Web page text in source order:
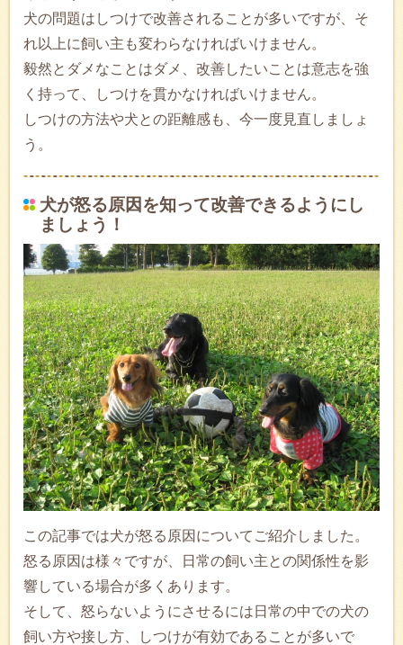
犬の問題はしつけで改善されることが多いですが、そ
れ以上に飼い主も変わらなければいけません。
毅然とダメなことはダメ、改善したいことは意志を強
く持って、しつけを貫かなければいけません。
しつけの方法や犬との距離感も、今一度見直しましょ
う。
犬が怒る原因を知って改善できるようにし
ましょう！
この記事では犬が怒る原因についてご紹介しました。
怒る原因は様々ですが、日常の飼い主との関係性を影
響している場合が多くあります。
そして、怒らないようにさせるには日常の中での犬の
飼い方や接し方、しつけが有効であることが多いで